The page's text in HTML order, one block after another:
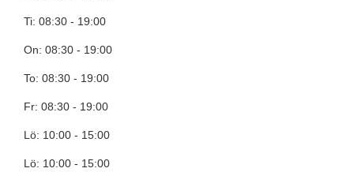
Ti: 08:30 - 19:00
On: 08:30 - 19:00
To: 08:30 - 19:00
Fr: 08:30 - 19:00
Lö: 10:00 - 15:00
Lö: 10:00 - 15:00